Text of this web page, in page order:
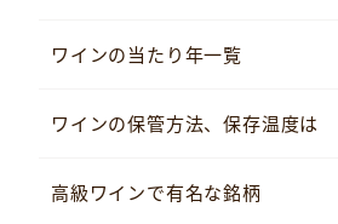
ワインの当たり年一覧
ワインの保管方法、保存温度は
高級ワインで有名な銘柄